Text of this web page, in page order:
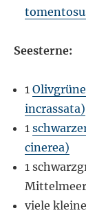
Seesterne:
1
incrassata)
1
cinerea)
1
Mittelmeer
viele